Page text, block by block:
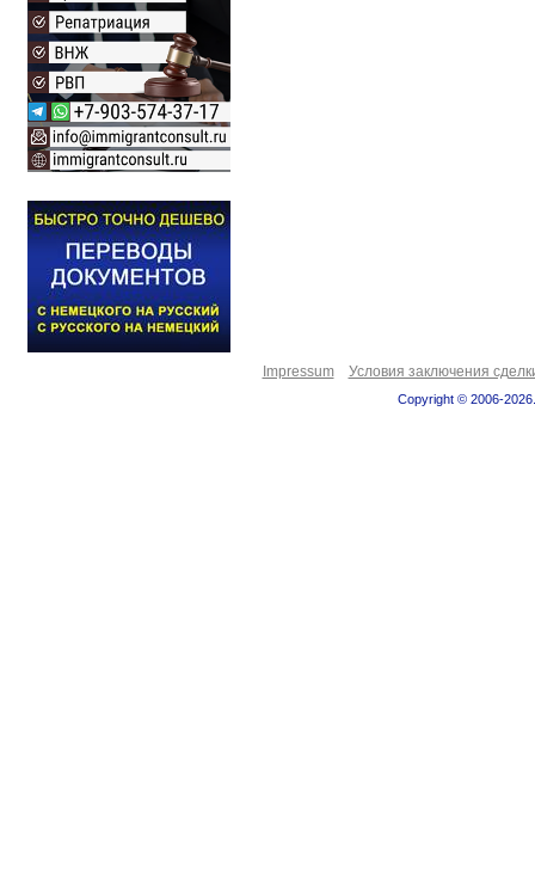
Impressum Условия заключения
Copyright © 2006-